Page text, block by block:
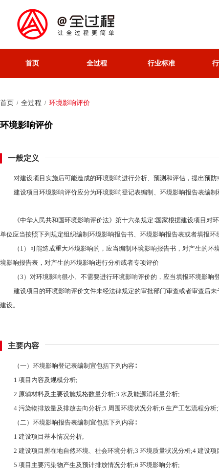
首页 全过程 行业标准
首页 / 全过程 / 环境影响评价
环境影响评价
一般定义
对建设项目实施后可能造成的环境影响进行分析、预测和评估，提出预
建设项目环境影响评价应分为环境影响登记表编制、环境影响报告表编
《中华人民共和国环境影响评价法》第十六条规定∶国家根据建设项目
单位应当按照下列规定组织编制环境影响报告书、环境影响报告表或者填报环
（1）可能造成重大环境影响的，应当编制环境影响报告书，对产生的
境影响报告表，对产生的环境影响进行分析或者专项评价
（3）对环境影响很小、不需要进行环境影响评价的，应当填报环境影响
建设项目的环境影响评价文件未经法律规定的审批部门审查或者审查后
建设。
主要内容
（一）环境影响登记表编制宜包括下列内容∶
1 项目内容及规模分析;
2 原辅材料及主要设施规格数量分析;3 水及能源消耗量分析;
4 污染物排放量及排放去向分析;5 周围环境状况分析;6 生产工艺流程分
（二）环境影响报告表编制宜包括下列内容∶
1 建设项目基本情况分析;
2 建设项目所在地自然环境、社会环境分析;3 环境质量状况分析;4 建设项
5 项目主要污染物产生及预计排放情况分析;6 环境影响分析;